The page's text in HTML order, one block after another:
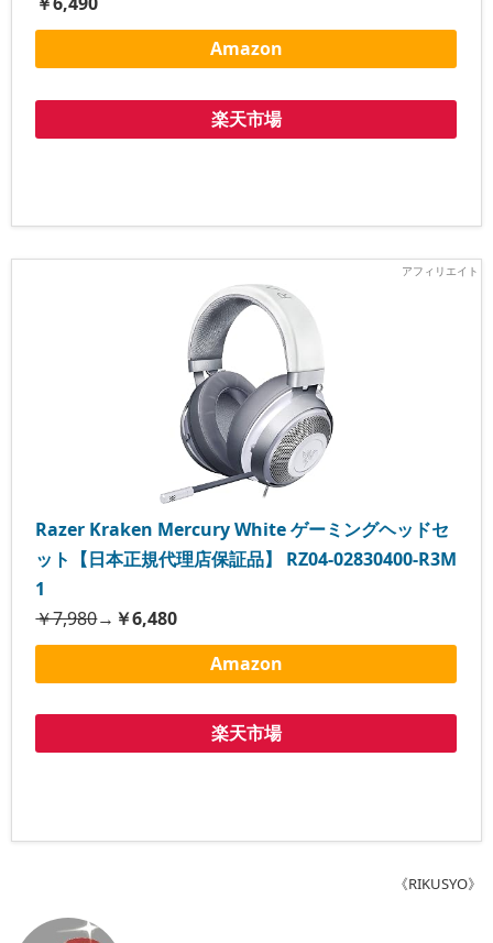
Amazon
楽天市場
Razer Kraken Mercury White ゲーミングヘッドセ
ット【日本正規代理店保証品】 RZ04-02830400-R3M
1
￥7,980→ ￥6,480
Amazon
楽天市場
《RIKUSYO》